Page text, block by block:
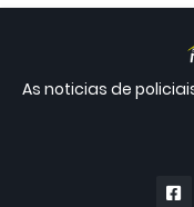
As noticias de